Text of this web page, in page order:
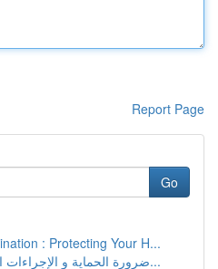
Report Page
Go
: Protecting Your H...
ضرورة الحماية و الإجراءات الاحترازية في مؤسس...